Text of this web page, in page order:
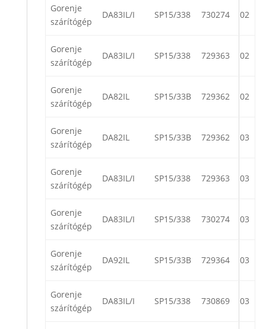
Gorenje
szárítógép
DA83IL/I SP15/338 730274 02
Gorenje
szárítógép
DA83IL/I SP15/338 729363 02
Gorenje
szárítógép
DA82IL SP15/33B 729362 02
Gorenje
szárítógép
DA82IL SP15/33B 729362 03
Gorenje
szárítógép
DA83IL/I SP15/338 729363 03
Gorenje
szárítógép
DA83IL/I SP15/338 730274 03
Gorenje
szárítógép
DA92IL SP15/33B 729364 03
Gorenje
szárítógép
DA83IL/I SP15/338 730869 03